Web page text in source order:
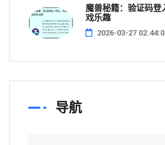
魔兽秘籍：验证码登
戏乐趣
2026-03-27
导航